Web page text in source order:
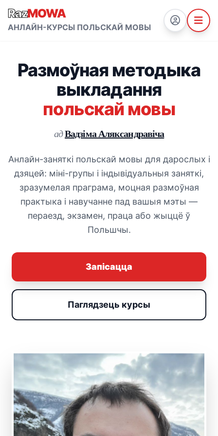
RazMOWA
АНЛАЙН-КУРСЫ ПОЛЬСКАЙ МОВЫ
Размоўная методыка
выкладання
польскай мовы
адВадзіма Аляксандравіча
Анлайн-заняткі польскай мовы для дарослых і
дзяцей: міні-групы і індывідуальныя заняткі,
зразумелая праграма, моцная размоўная
практыка і навучанне пад вашыя мэты —
пераезд, экзамен, праца або жыццё ў
Польшчы.
Запісацца
Паглядзець курсы